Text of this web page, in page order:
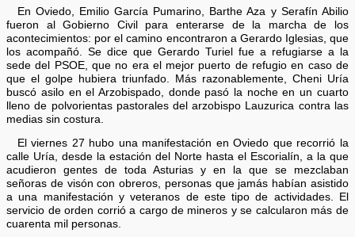
En Oviedo, Emilio García Pumarino, Barthe Aza y Serafín Abilio
fueron al Gobierno Civil para enterarse de la marcha de los
acontecimientos: por el camino encontraron a Gerardo Iglesias, que
los acompañó. Se dice que Gerardo Turiel fue a refugiarse a la
sede del PSOE, que no era el mejor puerto de refugio en caso de
que el golpe hubiera triunfado. Más razonablemente, Cheni Uría
buscó asilo en el Arzobispado, donde pasó la noche en un cuarto
lleno de polvorientas pastorales del arzobispo Lauzurica contra las
medias sin costura.
El viernes 27 hubo una manifestación en Oviedo que recorrió la
calle Uría, desde la estación del Norte hasta el Escorialín, a la que
acudieron gentes de toda Asturias y en la que se mezclaban
señoras de visón con obreros, personas que jamás habían asistido
a una manifestación y veteranos de este tipo de actividades. El
servicio de orden corrió a cargo de mineros y se calcularon más de
cuarenta mil personas.